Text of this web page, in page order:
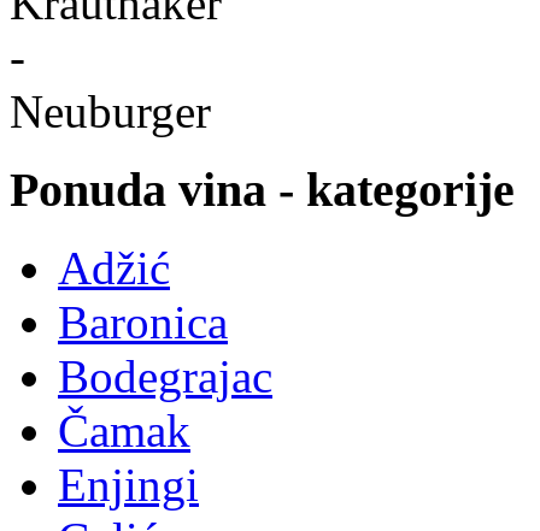
Ponuda vina - kategorije
Adžić
Baronica
Bodegrajac
Čamak
Enjingi